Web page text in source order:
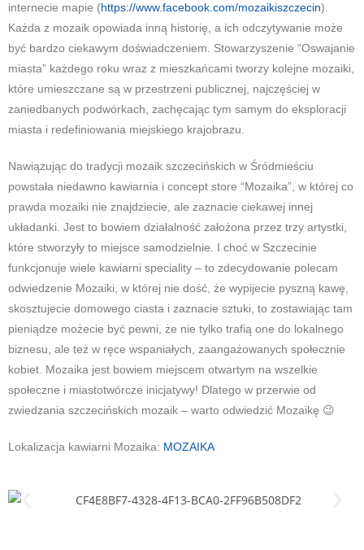
internecie mapie (https://www.facebook.com/mozaikiszczecin).
Każda z mozaik opowiada inną historię, a ich odczytywanie może
być bardzo ciekawym doświadczeniem. Stowarzyszenie “Oswajanie
miasta” każdego roku wraz z mieszkańcami tworzy kolejne mozaiki,
które umieszczane są w przestrzeni publicznej, najczęściej w
zaniedbanych podwórkach, zachęcając tym samym do eksploracji
miasta i redefiniowania miejskiego krajobrazu.
Nawiązując do tradycji mozaik szczecińskich w Śródmieściu
powstała niedawno kawiarnia i concept store “Mozaika”, w której co
prawda mozaiki nie znajdziecie, ale zaznacie ciekawej innej
układanki. Jest to bowiem działalność założona przez trzy artystki,
które stworzyły to miejsce samodzielnie. I choć w Szczecinie
funkcjonuje wiele kawiarni speciality – to zdecydowanie polecam
odwiedzenie Mozaiki, w której nie dość, że wypijecie pyszną kawę,
skosztujecie domowego ciasta i zaznacie sztuki, to zostawiając tam
pieniądze możecie być pewni, że nie tylko trafią one do lokalnego
biznesu, ale też w ręce wspaniałych, zaangażowanych społecznie
kobiet. Mozaika jest bowiem miejscem otwartym na wszelkie
społeczne i miastotwórcze inicjatywy! Dlatego w przerwie od
zwiedzania szczecińskich mozaik – warto odwiedzić Mozaikę 😉
Lokalizacja kawiarni Mozaika: MOZAIKA